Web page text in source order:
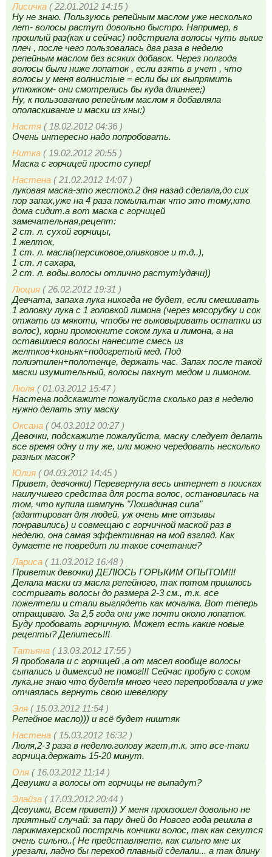
Лисичка ( 22.01.2012 14:15 )
Ну не знаю. Пользуюсь репейным маслом уже несколько
лет- волосы растут довольно быстро. Например, в
прошлый раз(как и сейчас) подстригла волосы чуть выше
плеч , после чего пользовалась два раза в неделю
репейным маслом без всяких добавок. Через полгода
волосы были ниже лопаток , если взять в учет , что
волосы у меня волнистые = если бы их выпрямить
утюжком- они смотрелись бы куда длиннее;)
Ну, к пользованию репейным маслом я добавляла
ополаскивание и маски из хны:)
Настя ( 18.02.2012 04:36 )
Очень интересно надо попробовать.
Нитка ( 19.02.2012 20:55 )
Маска с горчицей просто супер!
Настена ( 21.02.2012 14:07 )
луковая маска-это жестоко.2 дня назад сделала,до сих
пор запах,уже на 4 раза помыла.так что это тому,кто
дома сидит.а вот маска с горчицей
замечательная,рецепт:
2 ст. л. сухой горчицы,
1 желток,
1 ст. л. масла(персиковое,оливковое и т.д..),
1 ст. л сахара,
2 ст. л. воды.волосы отлично растут!удачи))
Люция ( 26.02.2012 19:31 )
Девчата, запаха лука никогда не будет, если смешивать
1 головку лука с 1 головкой лимона (через мясорубку и сок
отжать из мякоти, чтобы не выковыривать остатки из
волос), корни промокните соком лука и лимона, а на
оставшиеся волосы нанесите смесь из
желтков+коньяк+подогретый мед. Под
полиэтилен+полотенце, держать час. Запах после такой
маски изумительный, волосы пахнут медом и лимоном.
Люля ( 01.03.2012 15:47 )
Настена подскажите пожалуйста сколько раз в неделю
нужно делать эту маску
Оксана ( 04.03.2012 00:27 )
Девочки, подскажите пожалуйста, маску следует делать
все время одну и ту же, или можно чередовать несколько
разных масок?
Юлия ( 04.03.2012 14:45 )
Привет, девчонки) Перевернула весь интернет в поисках
наилучшего средства для роста волос, остановилась на
том, что купила шампунь "Лошадиная сила"
(адаптирован для людей, уж очень мне отзывы
понравились) и совмещаю с горчичной маской раз в
неделю, она самая эффективная на мой взгляд. Как
думаете не повредит ли такое сочетание?
Лариса ( 11.03.2012 16:48 )
Приветик девочки) ДЕЛЮСЬ ГОРЬКИМ ОПЫТОМ!!!
Делала маски из масла репейного, так потом пришлось
состригать волосы до размера 2-3 см., т.к. все
пожелтели и стали выглядеть как мочалка. Вот теперь
отращиваю. За 2,5 года они уже почти около лопаток.
Буду пробовать горчичную. Может есть какие новые
рецепты? Делитесь!!!
Татьяна ( 13.03.2012 17:55 )
Я пробовала и с горчицей ,а от масел вообще волосы
сыпались и димексид не помог!!! Сейчас пробую с соком
лука,не знаю что будет!я много чего перепробовала и уже
отчаялась вернуть свою шевелюру
Эля ( 15.03.2012 11:54 )
Репейное масло))) и всё будет ништяк
Настена ( 15.03.2012 16:32 )
Люля,2-3 раза в неделю.голову жгет,т.к. это все-таки
горчица.держать 15-20 минут.
Оля ( 16.03.2012 11:14 )
Девушки а волосы от горчицы не выпадут?
Элайза ( 17.03.2012 20:44 )
Девушки, Всем привет)) У меня произошел довольно не
приятный случай: за пару дней до Нового года решила в
парикмахерской постричь кончики волос, так как секутся
очень сильно..( Не представляете, как сильно мне их
урезали, ладно бы переход плавный сделали... а так длину